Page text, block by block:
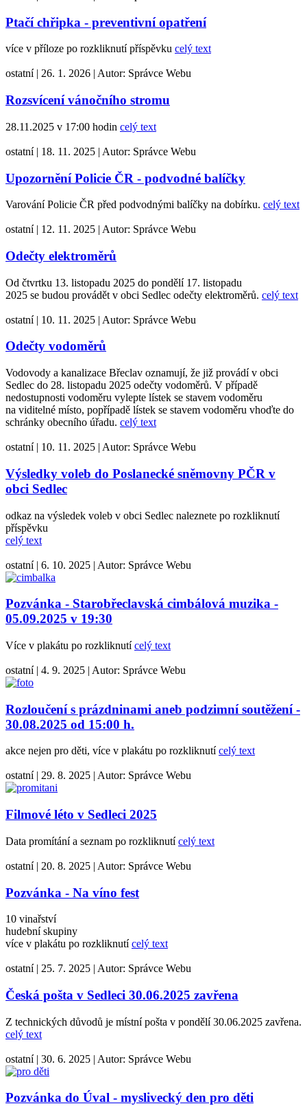
Ptačí chřipka - preventivní opatření
více v příloze po rozkliknutí příspěvku celý text
ostatní | 26. 1. 2026 | Autor: Správce Webu
Rozsvícení vánočního stromu
28.11.2025 v 17:00 hodin celý text
ostatní | 18. 11. 2025 | Autor: Správce Webu
Upozornění Policie ČR - podvodné balíčky
Varování Policie ČR před podvodnými balíčky na dobírku. celý text
ostatní | 12. 11. 2025 | Autor: Správce Webu
Odečty elektroměrů
Od čtvrtku 13. listopadu 2025 do pondělí 17. listopadu
2025 se budou provádět v obci Sedlec odečty elektroměrů. celý text
ostatní | 10. 11. 2025 | Autor: Správce Webu
Odečty vodoměrů
Vodovody a kanalizace Břeclav oznamují, že již provádí v obci
Sedlec do 28. listopadu 2025 odečty vodoměrů. V případě
nedostupnosti vodoměru vylepte lístek se stavem vodoměru
na viditelné místo, popřípadě lístek se stavem vodoměru vhoďte do
schránky obecního úřadu. celý text
ostatní | 10. 11. 2025 | Autor: Správce Webu
Výsledky voleb do Poslanecké sněmovny PČR v
obci Sedlec
odkaz na výsledek voleb v obci Sedlec naleznete po rozkliknutí
příspěvku
celý text
ostatní | 6. 10. 2025 | Autor: Správce Webu
Pozvánka - Starobřeclavská cimbálová muzika -
05.09.2025 v 19:30
Více v plakátu po rozkliknutícelý text
ostatní | 4. 9. 2025 | Autor: Správce Webu
Rozloučení s prázdninami aneb podzimní soutěžení -
30.08.2025 od 15:00 h.
akce nejen pro děti, více v plakátu po rozkliknutícelý text
ostatní | 29. 8. 2025 | Autor: Správce Webu
Filmové léto v Sedleci 2025
Data promítání a seznam po rozkliknutícelý text
ostatní | 20. 8. 2025 | Autor: Správce Webu
Pozvánka - Na víno fest
10 vinařství
hudební skupiny
více v plakátu po rozkliknutícelý text
ostatní | 25. 7. 2025 | Autor: Správce Webu
Česká pošta v Sedleci 30.06.2025 zavřena
Z technických důvodů je místní pošta v pondělí 30.06.2025 zavřena.
celý text
ostatní | 30. 6. 2025 | Autor: Správce Webu
Pozvánka do Úval - myslivecký den pro děti